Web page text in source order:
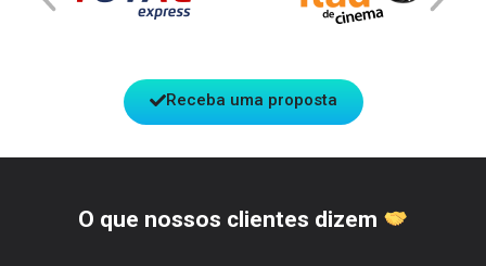
Receba uma proposta
O que nossos clientes dizem